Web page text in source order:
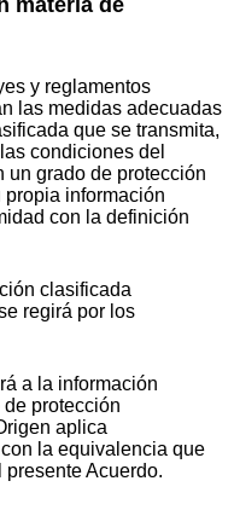
y reglamentos
las medidas adecuadas
que se transmita,
condiciones del
un grado de protección
información
con la definición
clasificada
regirá por los
a la información
protección
aplica
la equivalencia que
Acuerdo.